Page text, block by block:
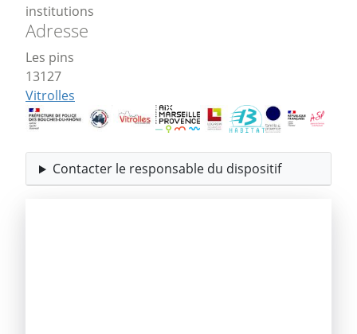
institutions
Adresse
Les pins
13127
Vitrolles
Contacter le responsable du dispositif